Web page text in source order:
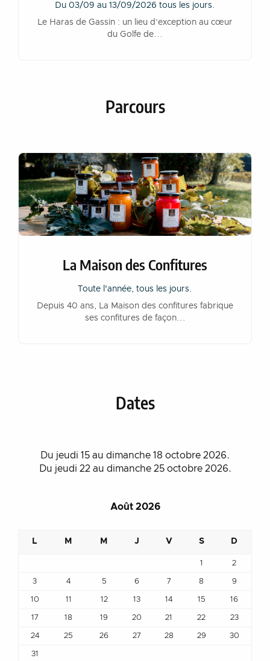
Du 03/09 au 13/09/2026 tous les jours.
Le Haras de Gassin : un lieu d’exception au cœur
du Golfe de...
Parcours
La Maison des Confitures
Toute l'année, tous les jours.
Depuis 40 ans, La Maison des confitures fabrique
ses confitures de façon...
Dates
Du jeudi 15 au dimanche 18 octobre 2026.
Du jeudi 22 au dimanche 25 octobre 2026.
Août 2026
L M M J V S D
1 2
3 4 5 6 7 8 9
10 11 12 13 14 15 16
17 18 19 20 21 22 23
24 25 26 27 28 29 30
31